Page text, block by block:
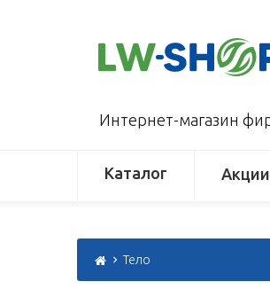
Интернет-магазин
Каталог
Тело